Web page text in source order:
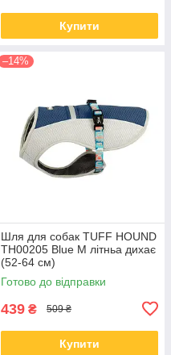
Купити
–14%
Шля для собак TUFF HOUND
TH00205 Blue M літньа дихає
(52-64 см)
Готово до відправки
439 ₴ 509 ₴
Купити